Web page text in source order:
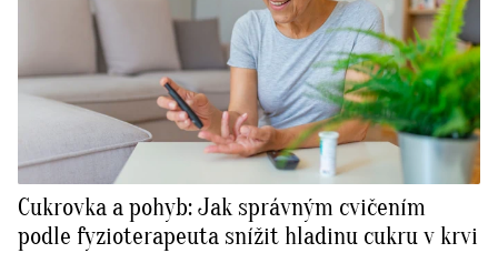
Cukrovka a pohyb: Jak správným cvičením
podle fyzioterapeuta snížit hladinu cukru v krvi